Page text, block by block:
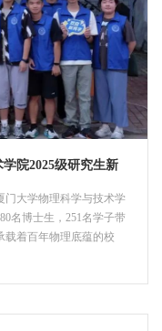
院2025级研究生新
门大学物理科学与技术学
名博士生，251名学子带
载着百年物理底蕴的校
引导处与注册点帮助新
接，...